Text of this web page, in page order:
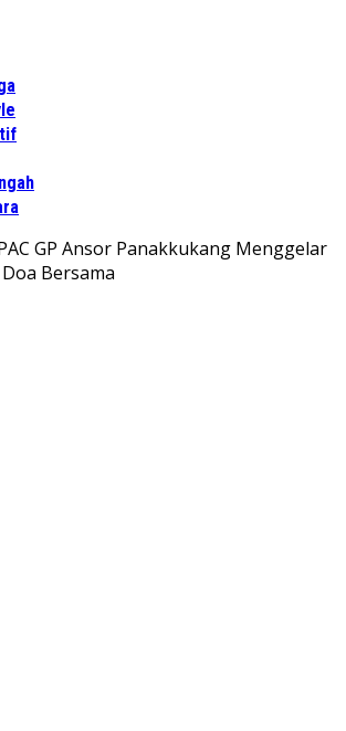
GP Ansor Panakkukang Menggelar
Bersama